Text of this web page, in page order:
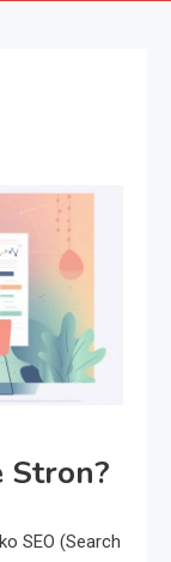
Stron?
SEO (Search